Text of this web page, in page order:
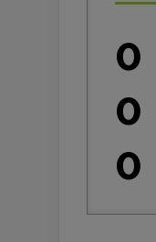
0
0
0